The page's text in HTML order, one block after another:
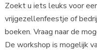
Zoekt u iets leuks voor
vrijgezellenfeestje of
boeken. Vraag naar de
De workshop is mogelijk